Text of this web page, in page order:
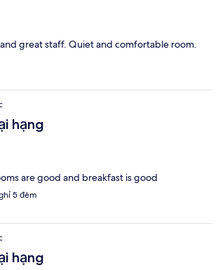
great staff. Quiet and comfortable room.
hạng
are good and breakfast is good
5 đêm
hạng